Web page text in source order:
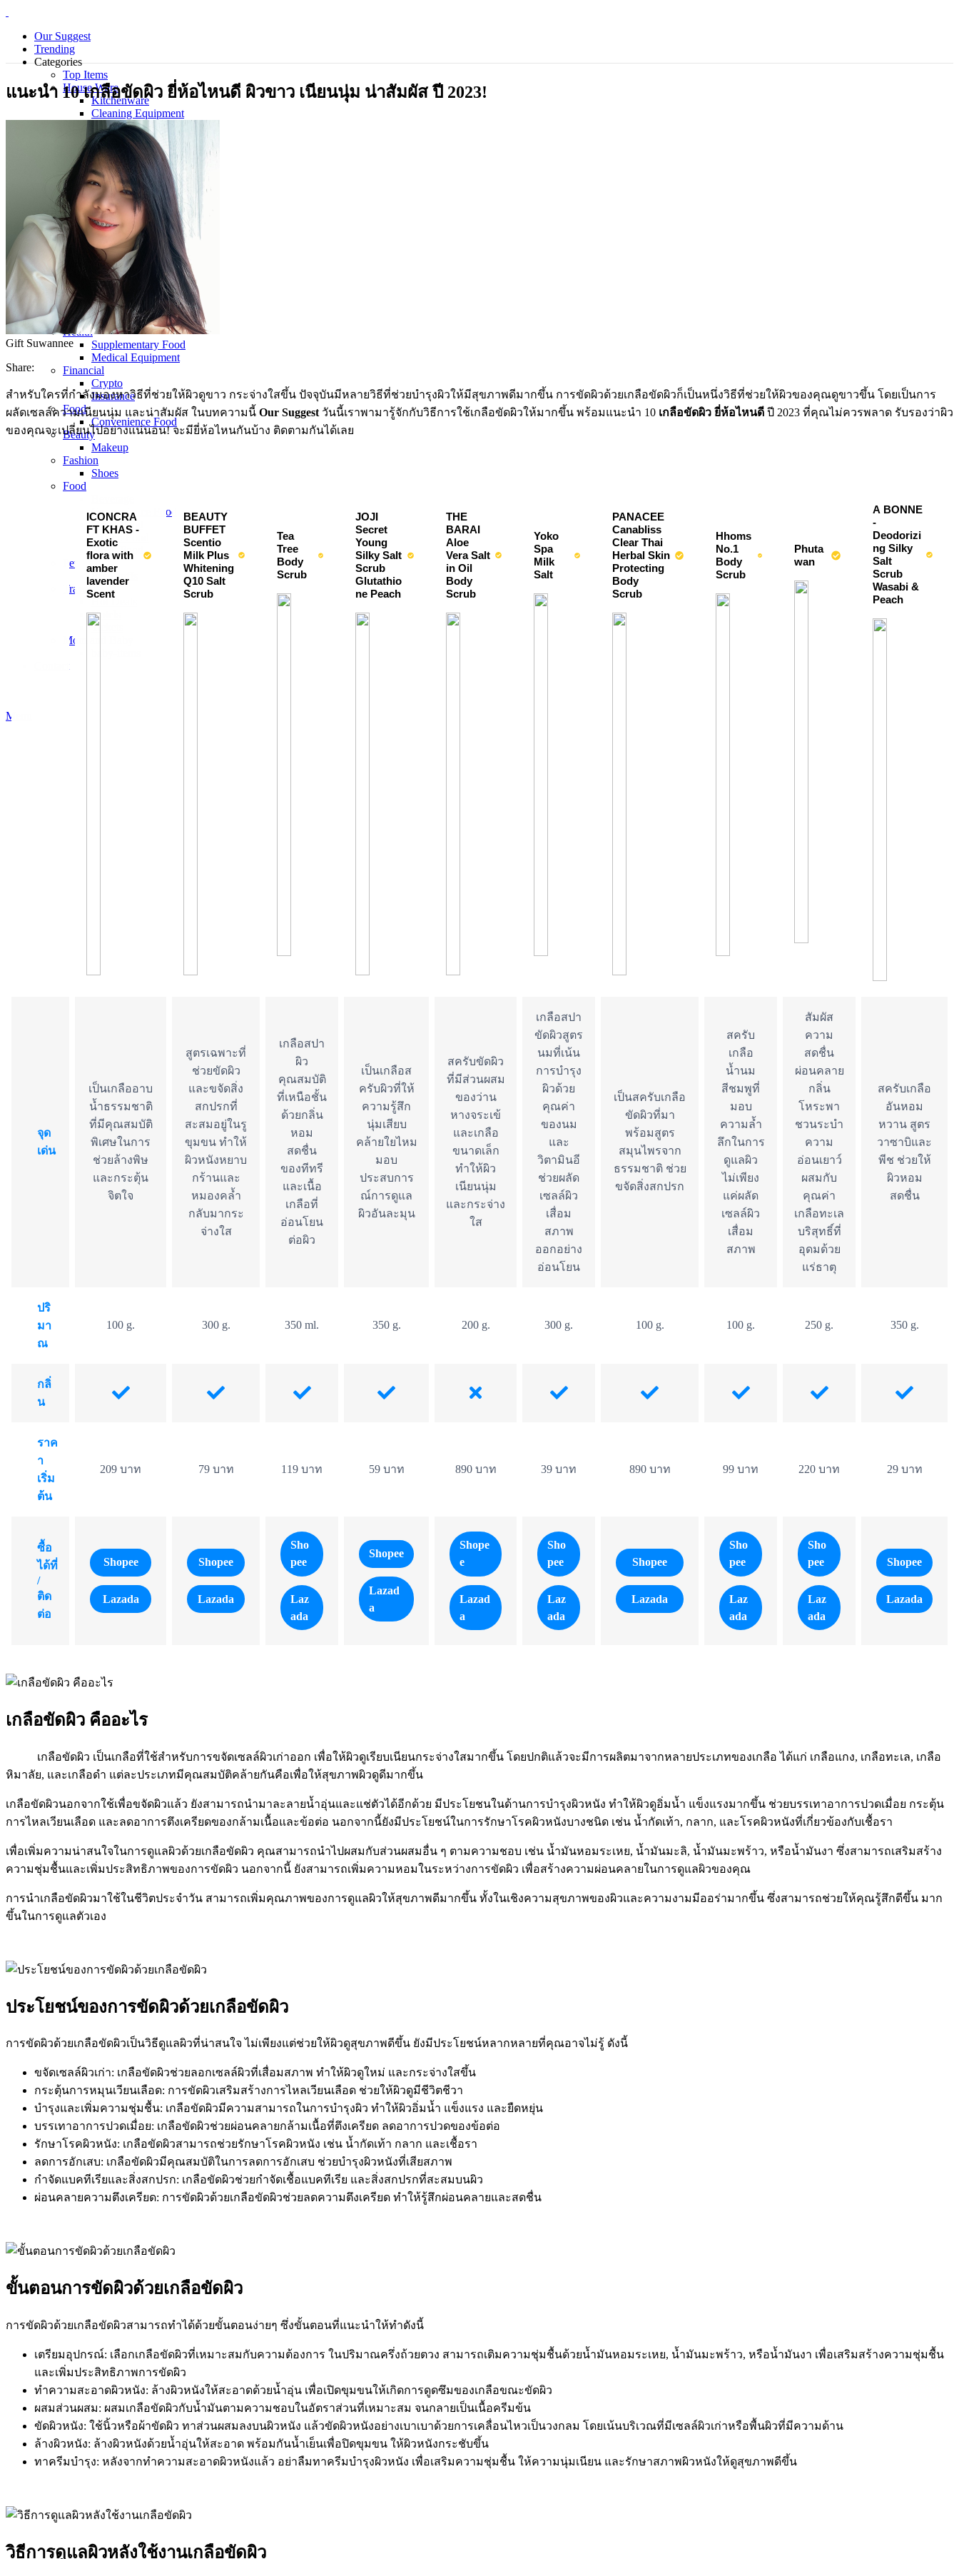
Our Suggest
Trending
Categories
Top Items
House Ware
Kitchenware
Cleaning Equipment
Electrical Appliance
Bedding Sets
Personal Care Products
Laundry
Piecemeal
Technology
Gadget
Notebook
Mouse
Keyboard
Smart Home
Smart Phone
Office Supplies
Wellness and Aesthetics
Clinic
Hospital
Health
Supplementary Food
Medical Equipment
Financial
Crypto
Insurance
Food
Convenience Food
Beauty
Makeup
Fashion
Shoes
Food
Convenience Food
Dried Food
Frozen Food
Street Food
Pet
Feedstuffs
Travel
Hot Deals
Hotels
Tickets​
Mom and Baby
Menu
แนะนำ 10 เกลือขัดผิว ยี่ห้อไหนดี ผิวขาว เนียนนุ่ม น่าสัมผัส ปี 2023!
Gift Suwannee
Share:
สำหรับใครที่กำลังมองหาวิธีที่ช่วยให้ผิวดูขาว กระจ่างใสขึ้น ปัจจุบันมีหลายวิธีที่ช่วยบำรุงผิวให้มีสุขภาพดีมากขึ้น การขัดผิวด้วยเกลือขัดผิวก็เป็นหนึ่งวิธีที่ช่วยให้ผิวของคุณดูขาวขึ้น โดยเป็นการ
ผลัดเซลล์ความเนียนนุ่ม และน่าสัมผัส ในบทความนี้ Our Suggest วันนี้เราพามารู้จักกับวิธีการใช้เกลือขัดผิวให้มากขึ้น พร้อมแนะนำ 10 เกลือขัดผิว ยี่ห้อไหนดี ปี 2023 ที่คุณไม่ควรพลาด รับรองว่าผิว
ของคุณจะเปลี่ยนไปอย่างแน่นอน! จะมียี่ห้อไหนกันบ้าง ติดตามกันได้เลย
ICONCRA
FT KHAS -
Exotic
flora with
amber
lavender
Scent
BEAUTY
BUFFET
Scentio
Milk Plus
Whitening
Q10 Salt
Scrub
Tea
Tree
Body
Scrub
JOJI
Secret
Young
Silky Salt
Scrub
Glutathio
ne Peach
THE
BARAI
Aloe
Vera Salt
in Oil
Body
Scrub
Yoko
Spa
Milk
Salt
PANACEE
Canabliss
Clear Thai
Herbal Skin
Protecting
Body
Scrub
Hhoms
No.1
Body
Scrub
Phuta
wan
A BONNE
-
Deodorizi
ng Silky
Salt
Scrub
Wasabi &
Peach
จุด
เด่น
เป็นเกลืออาบ
น้ำธรรมชาติ
ที่มีคุณสมบัติ
พิเศษในการ
ช่วยล้างพิษ
และกระตุ้น
จิตใจ
สูตรเฉพาะที่
ช่วยขัดผิว
และขจัดสิ่ง
สกปรกที่
สะสมอยู่ในรู
ขุมขน ทำให้
ผิวหนังหยาบ
กร้านและ
หมองคล้ำ
กลับมากระ
จ่างใส
เกลือสปา
ผิว
คุณสมบัติ
ที่เหนือชั้น
ด้วยกลิ่น
หอม
สดชื่น
ของทีทรี
และเนื้อ
เกลือที่
อ่อนโยน
ต่อผิว
เป็นเกลือส
ครับผิวที่ให้
ความรู้สึก
นุ่มเสียบ
คล้ายใยไหม
มอบ
ประสบการ
ณ์การดูแล
ผิวอันละมุน
สครับขัดผิว
ที่มีส่วนผสม
ของว่าน
หางจระเข้
และเกลือ
ขนาดเล็ก
ทำให้ผิว
เนียนนุ่ม
และกระจ่าง
ใส
เกลือสปา
ขัดผิวสูตร
นมที่เน้น
การบำรุง
ผิวด้วย
คุณค่า
ของนม
และ
วิตามินอี
ช่วยผลัด
เซลล์ผิว
เสื่อม
สภาพ
ออกอย่าง
อ่อนโยน
เป็นสครับเกลือ
ขัดผิวที่มา
พร้อมสูตร
สมุนไพรจาก
ธรรมชาติ ช่วย
ขจัดสิ่งสกปรก
สครับ
เกลือ
น้ำนม
สีชมพูที่
มอบ
ความล้ำ
ลึกในการ
ดูแลผิว
ไม่เพียง
แค่ผลัด
เซลล์ผิว
เสื่อม
สภาพ
สัมผัส
ความ
สดชื่น
ผ่อนคลาย
กลิ่น
โหระพา
ชวนระบำ
ความ
อ่อนเยาว์
ผสมกับ
คุณค่า
เกลือทะเล
บริสุทธิ์ที่
อุดมด้วย
แร่ธาตุ
สครับเกลือ
อันหอม
หวาน สูตร
วาซาบิและ
พีช ช่วยให้
ผิวหอม
สดชื่น
ปริ
มา
ณ
100 g. 300 g. 350 ml. 350 g. 200 g. 300 g. 100 g. 100 g. 250 g. 350 g.
กลิ่
น
ราค
า
เริ่ม
ต้น
209 บาท 79 บาท 119 บาท 59 บาท 890 บาท 39 บาท 890 บาท 99 บาท 220 บาท 29 บาท
ซื้อ
ได้ที่
/
ติด
ต่อ
Shopee
Lazada
Shopee
Lazada
Sho
pee
Laz
ada
Shopee
Lazad
a
Shope
e
Lazad
a
Sho
pee
Laz
ada
Shopee
Lazada
Sho
pee
Laz
ada
Sho
pee
Laz
ada
Shopee
Lazada
เกลือขัดผิว คืออะไร
เกลือขัดผิว เป็นเกลือที่ใช้สำหรับการขจัดเซลล์ผิวเก่าออก เพื่อให้ผิวดูเรียบเนียนกระจ่างใสมากขึ้น โดยปกติแล้วจะมีการผลิตมาจากหลายประเภทของเกลือ ได้แก่ เกลือแกง, เกลือทะเล, เกลือ
หิมาลัย, และเกลือดำ แต่ละประเภทมีคุณสมบัติคล้ายกันคือเพื่อให้สุขภาพผิวดูดีมากขึ้น
เกลือขัดผิวนอกจากใช้เพื่อขจัดผิวแล้ว ยังสามารถนำมาละลายน้ำอุ่นและแช่ตัวได้อีกด้วย มีประโยชนในด้านการบำรุงผิวหนัง ทำให้ผิวดูอิ่มน้ำ แข็งแรงมากขึ้น ช่วยบรรเทาอาการปวดเมื่อย กระตุ้น
การไหลเวียนเลือด และลดอาการตึงเครียดของกล้ามเนื้อและข้อต่อ นอกจากนี้ยังมีประโยชน์ในการรักษาโรคผิวหนังบางชนิด เช่น น้ำกัดเท้า, กลาก, และโรคผิวหนังที่เกี่ยวข้องกับเชื้อรา
เพื่อเพิ่มความน่าสนใจในการดูแลผิวด้วยเกลือขัดผิว คุณสามารถนำไปผสมกับส่วนผสมอื่น ๆ ตามความชอบ เช่น น้ำมันหอมระเหย, น้ำมันมะลิ, น้ำมันมะพร้าว, หรือน้ำมันงา ซึ่งสามารถเสริมสร้าง
ความชุ่มชื้นและเพิ่มประสิทธิภาพของการขัดผิว นอกจากนี้ ยังสามารถเพิ่มความหอมในระหว่างการขัดผิว เพื่อสร้างความผ่อนคลายในการดูแลผิวของคุณ
การนำเกลือขัดผิวมาใช้ในชีวิตประจำวัน สามารถเพิ่มคุณภาพของการดูแลผิวให้สุขภาพดีมากขึ้น ทั้งในเชิงความสุขภาพของผิวและความงามมีออร่ามากขึ้น ซึ่งสามารถช่วยให้คุณรู้สึกดีขึ้น มาก
ขึ้นในการดูแลตัวเอง
ประโยชน์ของการขัดผิวด้วยเกลือขัดผิว
การขัดผิวด้วยเกลือขัดผิวเป็นวิธีดูแลผิวที่น่าสนใจ ไม่เพียงแต่ช่วยให้ผิวดูสุขภาพดีขึ้น ยังมีประโยชน์หลากหลายที่คุณอาจไม่รู้ ดังนี้
ขจัดเซลล์ผิวเก่า: เกลือขัดผิวช่วยลอกเซลล์ผิวที่เสื่อมสภาพ ทำให้ผิวดูใหม่ และกระจ่างใสขึ้น
กระตุ้นการหมุนเวียนเลือด: การขัดผิวเสริมสร้างการไหลเวียนเลือด ช่วยให้ผิวดูมีชีวิตชีวา
บำรุงและเพิ่มความชุ่มชื้น: เกลือขัดผิวมีความสามารถในการบำรุงผิว ทำให้ผิวอิ่มน้ำ แข็งแรง และยืดหยุ่น
บรรเทาอาการปวดเมื่อย: เกลือขัดผิวช่วยผ่อนคลายกล้ามเนื้อที่ตึงเครียด ลดอาการปวดของข้อต่อ
รักษาโรคผิวหนัง: เกลือขัดผิวสามารถช่วยรักษาโรคผิวหนัง เช่น น้ำกัดเท้า กลาก และเชื้อรา
ลดการอักเสบ: เกลือขัดผิวมีคุณสมบัติในการลดการอักเสบ ช่วยบำรุงผิวหนังที่เสียสภาพ
กำจัดแบคทีเรียและสิ่งสกปรก: เกลือขัดผิวช่วยกำจัดเชื้อแบคทีเรีย และสิ่งสกปรกที่สะสมบนผิว
ผ่อนคลายความตึงเครียด: การขัดผิวด้วยเกลือขัดผิวช่วยลดความตึงเครียด ทำให้รู้สึกผ่อนคลายและสดชื่น
ขั้นตอนการขัดผิวด้วยเกลือขัดผิว
การขัดผิวด้วยเกลือขัดผิวสามารถทำได้ด้วยขั้นตอนง่ายๆ ซึ่งขั้นตอนที่แนะนำให้ทำดังนี้
เตรียมอุปกรณ์: เลือกเกลือขัดผิวที่เหมาะสมกับความต้องการ ในปริมาณครึ่งถ้วยตวง สามารถเติมความชุ่มชื้นด้วยน้ำมันหอมระเหย, น้ำมันมะพร้าว, หรือน้ำมันงา เพื่อเสริมสร้างความชุ่มชื้น
และเพิ่มประสิทธิภาพการขัดผิว
ทำความสะอาดผิวหนัง: ล้างผิวหนังให้สะอาดด้วยน้ำอุ่น เพื่อเปิดขุมขนให้เกิดการดูดซึมของเกลือขณะขัดผิว
ผสมส่วนผสม: ผสมเกลือขัดผิวกับน้ำมันตามความชอบในอัตราส่วนที่เหมาะสม จนกลายเป็นเนื้อครีมข้น
ขัดผิวหนัง: ใช้นิ้วหรือผ้าขัดผิว ทาส่วนผสมลงบนผิวหนัง แล้วขัดผิวหนังอย่างเบาเบาด้วยการเคลื่อนไหวเป็นวงกลม โดยเน้นบริเวณที่มีเซลล์ผิวเก่าหรือพื้นผิวที่มีความด้าน
ล้างผิวหนัง: ล้างผิวหนังด้วยน้ำอุ่นให้สะอาด พร้อมกันน้ำเย็นเพื่อปิดขุมขน ให้ผิวหนังกระชับขึ้น
ทาครีมบำรุง: หลังจากทำความสะอาดผิวหนังแล้ว อย่าลืมทาครีมบำรุงผิวหนัง เพื่อเสริมความชุ่มชื้น ให้ความนุ่มเนียน และรักษาสภาพผิวหนังให้ดูสุขภาพดีขึ้น
วิธีการดูแลผิวหลังใช้งานเกลือขัดผิว